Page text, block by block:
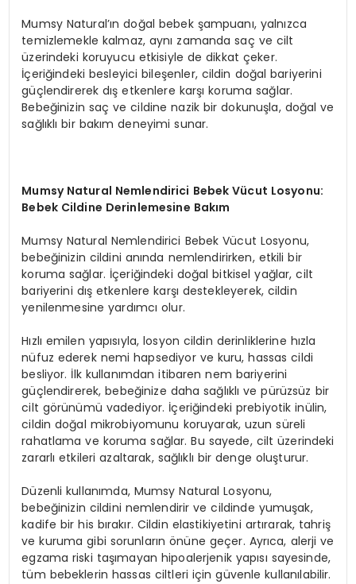
Mumsy Natural’ın doğal bebek şampuanı, yalnızca
temizlemekle kalmaz, aynı zamanda saç ve cilt
üzerindeki koruyucu etkisiyle de dikkat çeker.
İçeriğindeki besleyici bileşenler, cildin doğal bariyerini
güçlendirerek dış etkenlere karşı koruma sağlar.
Bebeğinizin saç ve cildine nazik bir dokunuşla, doğal ve
sağlıklı bir bakım deneyimi sunar.
Mumsy Natural Nemlendirici Bebek Vücut Losyonu:
Bebek Cildine Derinlemesine Bakım
Mumsy Natural Nemlendirici Bebek Vücut Losyonu,
bebeğinizin cildini anında nemlendirirken, etkili bir
koruma sağlar. İçeriğindeki doğal bitkisel yağlar, cilt
bariyerini dış etkenlere karşı destekleyerek, cildin
yenilenmesine yardımcı olur.
Hızlı emilen yapısıyla, losyon cildin derinliklerine hızla
nüfuz ederek nemi hapsediyor ve kuru, hassas cildi
besliyor. İlk kullanımdan itibaren nem bariyerini
güçlendirerek, bebeğinize daha sağlıklı ve pürüzsüz bir
cilt görünümü vadediyor. İçeriğindeki prebiyotik inülin,
cildin doğal mikrobiyomunu koruyarak, uzun süreli
rahatlama ve koruma sağlar. Bu sayede, cilt üzerindeki
zararlı etkileri azaltarak, sağlıklı bir denge oluşturur.
Düzenli kullanımda, Mumsy Natural Losyonu,
bebeğinizin cildini nemlendirir ve cildinde yumuşak,
kadife bir his bırakır. Cildin elastikiyetini artırarak, tahriş
ve kuruma gibi sorunların önüne geçer. Ayrıca, alerji ve
egzama riski taşımayan hipoalerjenik yapısı sayesinde,
tüm bebeklerin hassas ciltleri için güvenle kullanılabilir.